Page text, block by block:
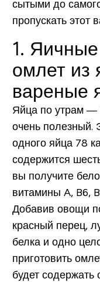
сытыми до
пропускать
1.
омлет из
вареные
Яйца по утрам —
очень полезный.
одного яйца 78
содержится
вы получите
витамины A, B6,
Добавив овощи
красный перец,
белка и одно
приготовить
будет содержать